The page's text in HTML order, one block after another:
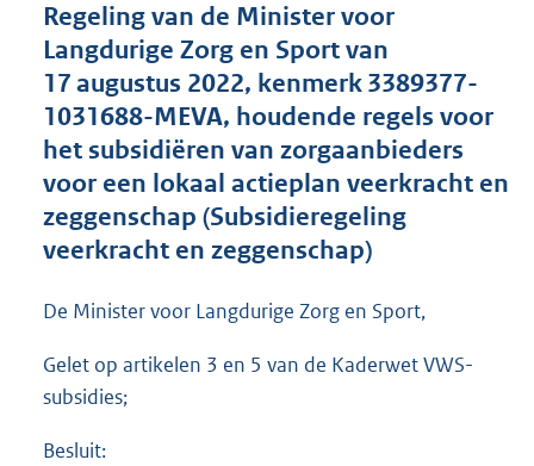
d
s
g
o
o
t
e
:
,
Regeling van de Minister voor
Langdurige Zorg en Sport van
17 augustus 2022, kenmerk 3389377-
1031688-MEVA, houdende regels voor
het subsidiëren van zorgaanbieders
voor een lokaal actieplan veerkracht en
zeggenschap (Subsidieregeling
veerkracht en zeggenschap)
De Minister voor Langdurige Zorg en Sport,
Gelet op artikelen 3 en 5 van de Kaderwet VWS-
subsidies;
Besluit: